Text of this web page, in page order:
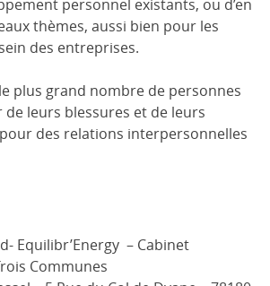
personnel existants, ou d’en
thèmes, aussi bien pour les
des entreprises.
plus grand nombre de personnes
leurs blessures et de leurs
des relations interpersonnelles
Equilibr’Energy – Cabinet
Communes